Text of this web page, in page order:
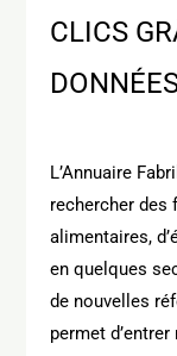
CLICS
L’Annuaire
rechercher des
alimentaires,
en quelques
de nouvelles
permet